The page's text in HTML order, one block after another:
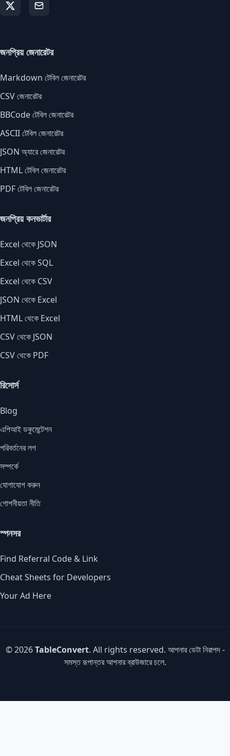
জনপ্রিয় জেনারেটর
Markdown টেবিল জেনারেটর
CSV জেনারেটর
BBCode টেবিল জেনারেটর
ASCII টেবিল জেনারেটর
JSON অ্যারে জেনারেটর
HTML টেবিল জেনারেটর
PDF টেবিল জেনারেটর
জনপ্রিয় কনভার্টার
Excel থেকে JSON
Excel থেকে SQL
Excel থেকে CSV
JSON থেকে Excel
HTML থেকে Excel
CSV থেকে JSON
CSV থেকে PDF
রিসোর্স
Blog
এপিআই ডকুমেন্টেশন
পরিবর্তনের লগ
সম্পর্কে
যোগাযোগ করুন
গোপনীয়তা নীতি
স্পনসর
Find Referral Code & Link
Cheat Sheets for Developers
Your Ad Here
© 2026TableConvert. All rights reserved. আপনার ডেটা নিরাপদ -
সমস্ত রূপান্তর আপনার ব্রাউজারে চলে.